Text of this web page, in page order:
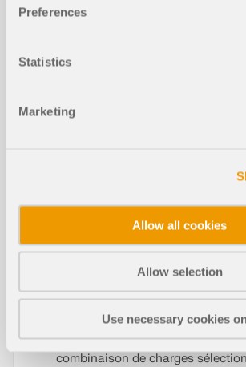
Preferences
Statistics
Marketing
Allow all cookies
Allow selection
Use necessary cookies
Cette fonctionnalité est disponible
Vérification de l'aluminium.
La classification de section est
cadre de la vérification de l’acier ou
en chaque point x et peut donc varier
longueur de la barre. De plus, la
Grâce à différentes options
résultats des classes de section de
Choisissez entre différents types
Bicolore », « Avec diagramme », «
diagramme », « Section en
enveloppe pour toutes les
charges, soit individuellement
combinaison de charges